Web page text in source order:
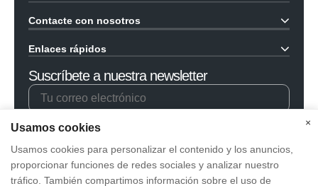
Contacte con nosotros
Email :support@fa-leisure.com
Camino del oeste, distrito de Nansha, Guangzhou, China
Enlaces rápidos
Agentes
Aviso legal
Información de contacto
Política de privacidad
Suscríbete a nuestra newsletter
Usamos cookies
Usamos cookies para personalizar el contenido y los anuncios,
proporcionar funciones de redes sociales y analizar nuestro
tráfico. También compartimos información sobre el uso de
×